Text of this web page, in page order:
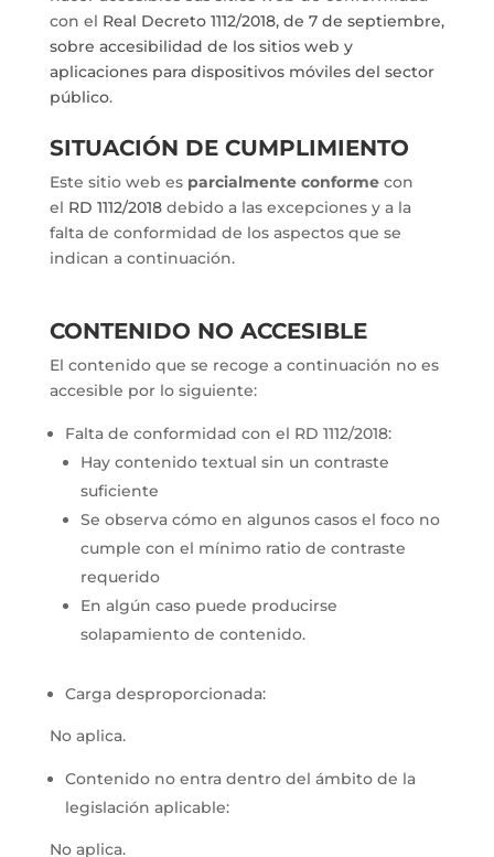
con el Real Decreto 1112/2018, de 7 de septiembre,
sobre accesibilidad de los sitios web y
aplicaciones para dispositivos móviles del sector
público.
SITUACIÓN DE CUMPLIMIENTO
Este sitio web es parcialmente conformecon
el RD 1112/2018debido a las excepciones y a la
falta de conformidad de los aspectos que se
indican a continuación.
CONTENIDO NO ACCESIBLE
El contenido que se recoge a continuación no es
accesible por lo siguiente:
Falta de conformidad con el RD 1112/2018:
Hay contenido textual sin un contraste
suficiente
Se observa cómo en algunos casos el foco no
cumple con el mínimo ratio de contraste
requerido
En algún caso puede producirse
solapamiento de contenido.
Carga desproporcionada:
No aplica.
Contenido no entra dentro del ámbito de la
legislación aplicable:
No aplica.